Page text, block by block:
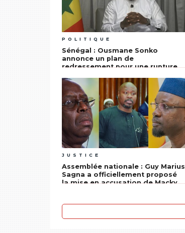
POLITIQUE
Sénégal : Ousmane Sonko
annonce un plan de
redressement pour une rupture
JUSTICE
Assemblée nationale : Guy Marius
Sagna a officiellement proposé
la mise en accusation de Macky